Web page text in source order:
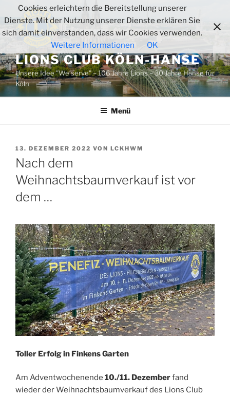
Inhalt
springen
LIONS CLUB KÖLN-HANSE
Unsere Idee "We serve" – 106 Jahre Lions – 30 Jahre Hanse für
Köln
Menü
VERÖFFENTLICHT
AM
13. DEZEMBER 2022 VON LCKHWM
Nach dem
Weihnachtsbaumverkauf ist vor
dem …
Toller Erfolg in Finkens Garten
Am Adventwochenende 10./11. Dezemberfand
wieder der Weihnachtsbaumverkauf des Lions Club
Cookies erleichtern die Bereitstellung unserer
Dienste. Mit der Nutzung unserer Dienste erklären Sie
sich damit einverstanden, dass wir Cookies verwenden.
Weitere Informationen
OK